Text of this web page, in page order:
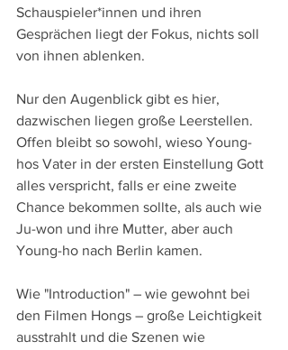
Schauspieler*innen und ihren
Gesprächen liegt der Fokus, nichts soll
von ihnen ablenken.
Nur den Augenblick gibt es hier,
dazwischen liegen große Leerstellen.
Offen bleibt so sowohl, wieso Young-
hos Vater in der ersten Einstellung Gott
alles verspricht, falls er eine zweite
Chance bekommen sollte, als auch wie
Ju-won und ihre Mutter, aber auch
Young-ho nach Berlin kamen.
Wie "Introduction" – wie gewohnt bei
den Filmen Hongs – große Leichtigkeit
ausstrahlt und die Szenen wie